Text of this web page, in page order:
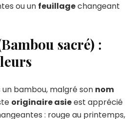
ou un feuillagechangeant
sacré) :
un bambou, malgré son nom
originaire asieest apprécié
: rouge au printemps,